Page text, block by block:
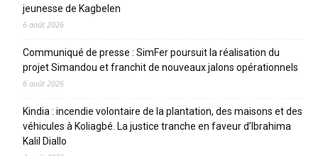
jeunesse de Kagbelen
6 août 2026
Communiqué de presse : SimFer poursuit la réalisation du
projet Simandou et franchit de nouveaux jalons opérationnels
6 août 2026
Kindia : incendie volontaire de la plantation, des maisons et des
véhicules à Koliagbé. La justice tranche en faveur d’Ibrahima
Kalil Diallo